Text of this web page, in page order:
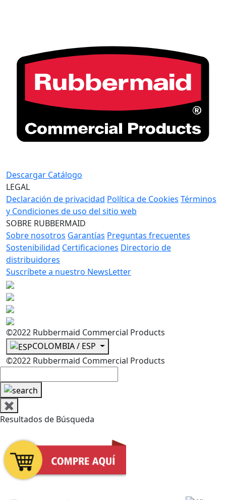
Descargar Catálogo
LEGAL
Declaración de privacidad Política de Cookies Términos
y Condiciones de uso del sitio web
SOBRE RUBBERMAID
Sobre nosotros Garantías Preguntas frecuentes
Sostenibilidad Certificaciones Directorio de
distribuidores
Suscríbete a nuestro NewsLetter
©2022 Rubbermaid Commercial Products
COLOMBIA / ESP
©2022 Rubbermaid Commercial Products
✖
Resultados de Búsqueda